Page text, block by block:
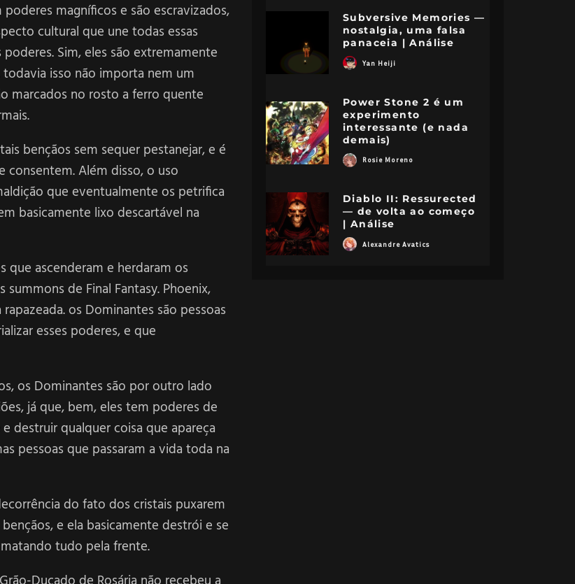
magníficos e são escravizados,
cultural que une todas essas
Sim, eles são extremamente
isso não importa nem um
marcados no rosto a ferro quente
bençãos sem sequer pestanejar, e é
Além disso, o uso
que eventualmente os petrifica
basicamente lixo descartável na
que ascenderam e herdaram os
de Final Fantasy. Phoenix,
os Dominantes são pessoas
esses poderes, e que
os Dominantes são por outro lado
já que, bem, eles tem poderes de
destruir qualquer coisa que apareça
pessoas que passaram a vida toda na
do fato dos cristais puxarem
e ela basicamente destrói e se
tudo pela frente.
Subversive Memories —
nostalgia, uma falsa
panaceia | Análise
Yan Heiji
Power Stone 2 é um
experimento
interessante (e nada
demais)
Rosie Moreno
Diablo II: Ressurected
— de volta ao começo
| Análise
Alexandre Avatics